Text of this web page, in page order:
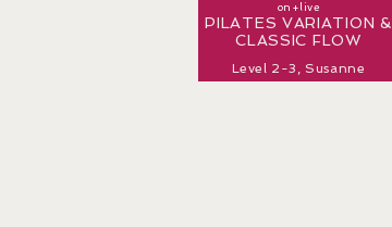
on+live
PILATES VARIATION &
CLASSIC FLOW
Level 2-3, Susanne